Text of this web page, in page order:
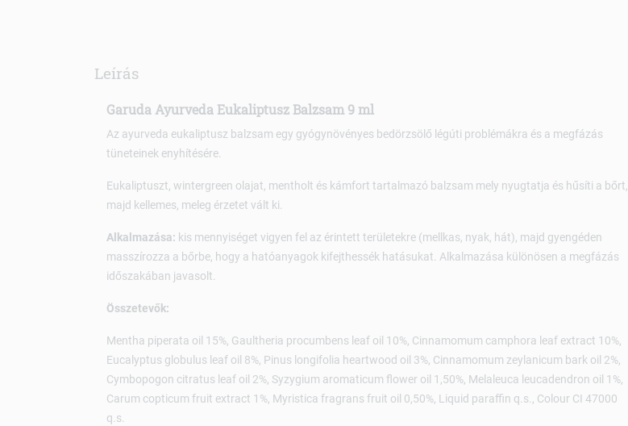
Leírás
Garuda Ayurveda Eukaliptusz Balzsam 9 ml
Az ayurveda eukaliptusz balzsam egy gyógynövényes bedörzsölő légúti problémákra és a megfázás
tüneteinek enyhítésére.
Eukaliptuszt, wintergreen olajat, mentholt és kámfort tartalmazó balzsam mely nyugtatja és hűsíti a bőrt,
majd kellemes, meleg érzetet vált ki.
Alkalmazása: kis mennyiséget vigyen fel az érintett területekre (mellkas, nyak, hát), majd gyengéden
masszírozza a bőrbe, hogy a hatóanyagok kifejthessék hatásukat. Alkalmazása különösen a megfázás
időszakában javasolt.
Összetevők:
Mentha piperata oil 15%, Gaultheria procumbens leaf oil 10%, Cinnamomum camphora leaf extract 10%,
Eucalyptus globulus leaf oil 8%, Pinus longifolia heartwood oil 3%, Cinnamomum zeylanicum bark oil 2%,
Cymbopogon citratus leaf oil 2%, Syzygium aromaticum flower oil 1,50%, Melaleuca leucadendron oil 1%,
Carum copticum fruit extract 1%, Myristica fragrans fruit oil 0,50%, Liquid paraffin q.s., Colour CI 47000
q.s.